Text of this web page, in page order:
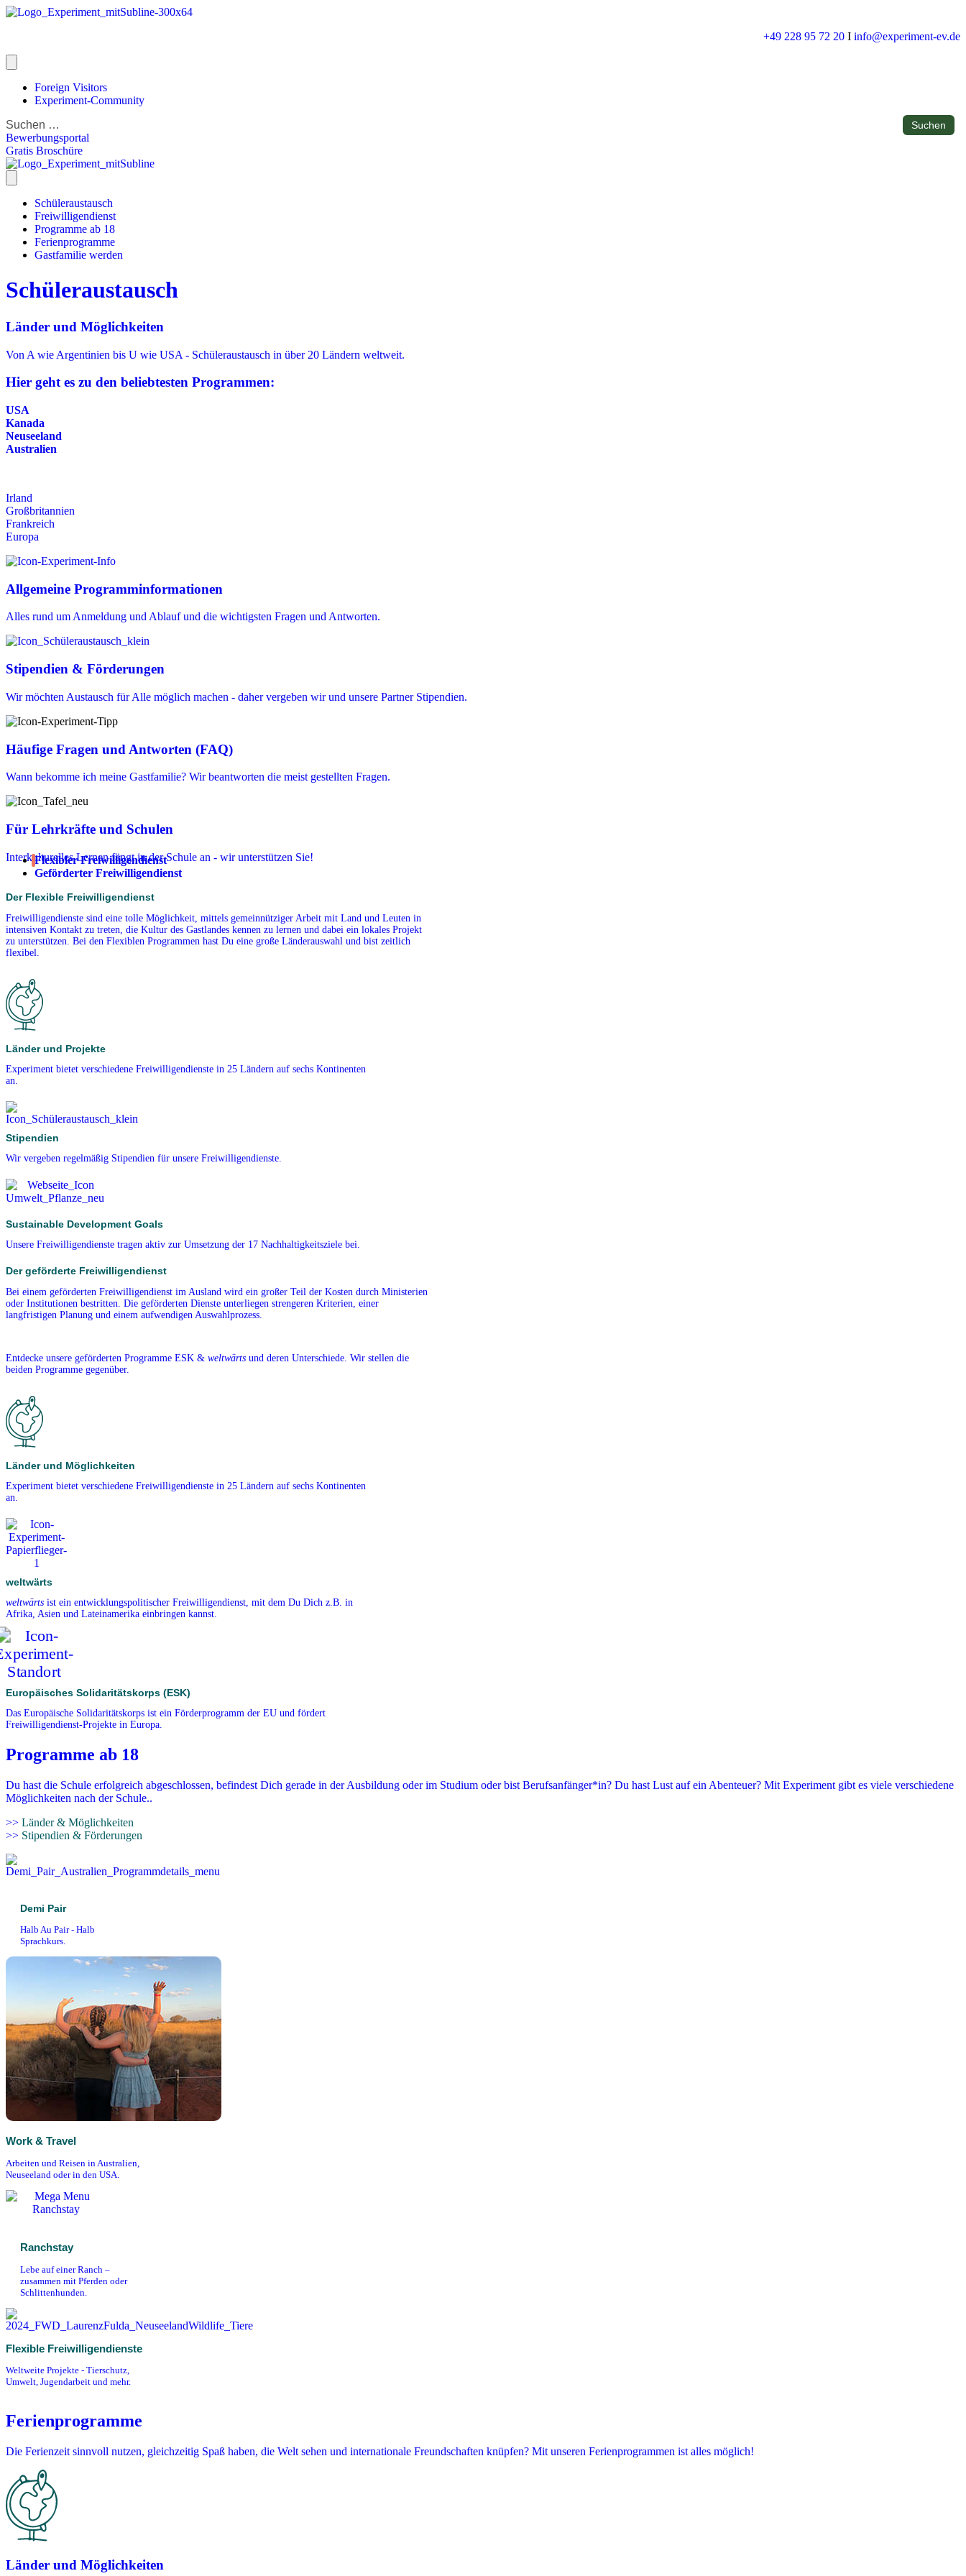
+49 228 95 72 20 I info@experiment-ev.de
Foreign Visitors
Experiment-Community
Bewerbungsportal
Gratis Broschüre
Schüleraustausch
Freiwilligendienst
Programme ab 18
Ferienprogramme
Gastfamilie werden
Schüleraustausch
Länder und Möglichkeiten
Von A wie Argentinien bis U wie USA - Schüleraustausch in über 20 Ländern weltweit.
Hier geht es zu den beliebtesten Programmen:
USA
Kanada
Neuseeland
Australien
Irland
Großbritannien
Frankreich
Europa
Allgemeine Programminformationen
Alles rund um Anmeldung und Ablauf und die wichtigsten Fragen und Antworten.
Stipendien & Förderungen
Wir möchten Austausch für Alle möglich machen - daher vergeben wir und unsere Partner Stipendien.
Häufige Fragen und Antworten (FAQ)
Wann bekomme ich meine Gastfamilie? Wir beantworten die meist gestellten Fragen.
Für Lehrkräfte und Schulen
Interkulturelles Lernen fängt in der Schule an - wir unterstützen Sie!
Flexibler Freiwilligendienst
Geförderter Freiwilligendienst
Der Flexible Freiwilligendienst
Freiwilligendienste sind eine tolle Möglichkeit, mittels gemeinnütziger Arbeit mit Land und Leuten in
intensiven Kontakt zu treten, die Kultur des Gastlandes kennen zu lernen und dabei ein lokales Projekt
zu unterstützen. Bei den Flexiblen Programmen hast Du eine große Länderauswahl und bist zeitlich
flexibel.
Länder und Projekte
Experiment bietet verschiedene Freiwilligendienste in 25 Ländern auf sechs Kontinenten
an.
Stipendien
Wir vergeben regelmäßig Stipendien für unsere Freiwilligendienste.
Sustainable Development Goals
Unsere Freiwilligendienste tragen aktiv zur Umsetzung der 17 Nachhaltigkeitsziele bei.
Der geförderte Freiwilligendienst
Bei einem geförderten Freiwilligendienst im Ausland wird ein großer Teil der Kosten durch Ministerien
oder Institutionen bestritten. Die geförderten Dienste unterliegen strengeren Kriterien, einer
langfristigen Planung und einem aufwendigen Auswahlprozess.
Entdecke unsere geförderten Programme ESK & weltwärts und deren Unterschiede. Wir stellen die
beiden Programme gegenüber.
Länder und Möglichkeiten
Experiment bietet verschiedene Freiwilligendienste in 25 Ländern auf sechs Kontinenten
an.
weltwärts
weltwärts ist ein entwicklungspolitischer Freiwilligendienst, mit dem Du Dich z.B. in
Afrika, Asien und Lateinamerika einbringen kannst.
Europäisches Solidaritätskorps (ESK)
Das Europäische Solidaritätskorps ist ein Förderprogramm der EU und fördert
Freiwilligendienst-Projekte in Europa.
Programme ab 18
Du hast die Schule erfolgreich abgeschlossen, befindest Dich gerade in der Ausbildung oder im Studium oder bist Berufsanfänger*in? Du hast Lust auf ein Abenteuer? Mit Experiment gibt es viele verschiedene
Möglichkeiten nach der Schule..
>> Länder & Möglichkeiten
>> Stipendien & Förderungen
Demi Pair
Halb Au Pair - Halb
Sprachkurs.
Work & Travel
Arbeiten und Reisen in Australien,
Neuseeland oder in den USA.
Ranchstay
Lebe auf einer Ranch –
zusammen mit Pferden oder
Schlittenhunden.
Flexible Freiwilligendienste
Weltweite Projekte - Tierschutz,
Umwelt, Jugendarbeit und mehr.
Ferienprogramme
Die Ferienzeit sinnvoll nutzen, gleichzeitig Spaß haben, die Welt sehen und internationale Freundschaften knüpfen? Mit unseren Ferienprogrammen ist alles möglich!
Länder und Möglichkeiten